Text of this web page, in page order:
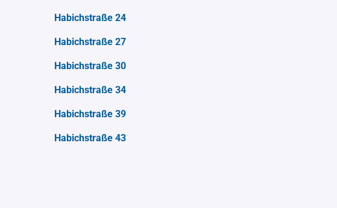
Habichstraße 24
Habichstraße 27
Habichstraße 30
Habichstraße 34
Habichstraße 39
Habichstraße 43